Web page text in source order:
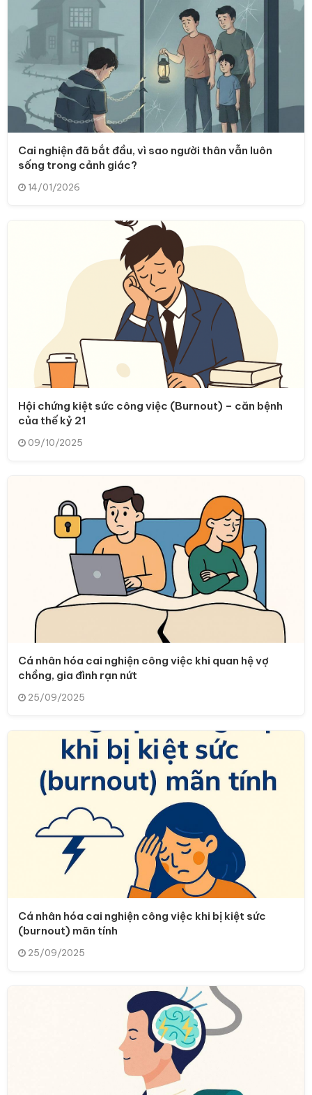
Cai nghiện đã bắt đầu, vì sao người thân vẫn luôn
sống trong cảnh giác?
14/01/2026
Hội chứng kiệt sức công việc (Burnout) – căn bệnh
của thế kỷ 21
09/10/2025
Cá nhân hóa cai nghiện công việc khi quan hệ vợ
chồng, gia đình rạn nứt
25/09/2025
Cá nhân hóa cai nghiện công việc khi bị kiệt sức
(burnout) mãn tính
25/09/2025